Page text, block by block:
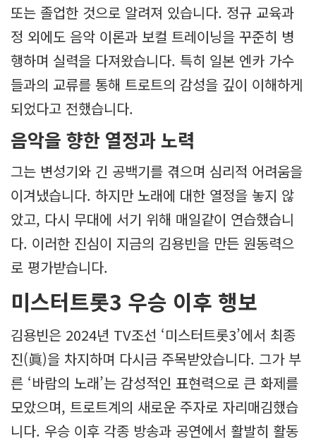
또는 졸업한 것으로 알려져 있습니다. 정규 교육과
정 외에도 음악 이론과 보컬 트레이닝을 꾸준히 병
행하며 실력을 다져왔습니다. 특히 일본 엔카 가수
들과의 교류를 통해 트로트의 감성을 깊이 이해하게
되었다고 전했습니다.
음악을 향한 열정과 노력
그는 변성기와 긴 공백기를 겪으며 심리적 어려움을
이겨냈습니다. 하지만 노래에 대한 열정을 놓지 않
았고, 다시 무대에 서기 위해 매일같이 연습했습니
다. 이러한 진심이 지금의 김용빈을 만든 원동력으
로 평가받습니다.
미스터트롯3 우승 이후 행보
김용빈은 2024년 TV조선 ‘미스터트롯3’에서 최종
진(眞)을 차지하며 다시금 주목받았습니다. 그가 부
른 ‘바람의 노래’는 감성적인 표현력으로 큰 화제를
모았으며, 트로트계의 새로운 주자로 자리매김했습
니다. 우승 이후 각종 방송과 공연에서 활발히 활동